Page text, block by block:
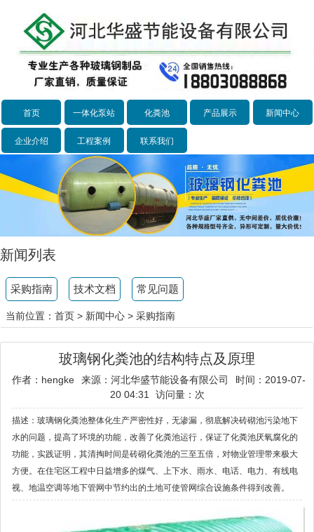
首页 一体化泵站 化粪池 产品展示 新闻中心
企业介绍 工程案例 联系我们
新闻列表
采购指南 技术文档 常见问题
当前位置： 首页 > 新闻中心 > 采购指南
玻璃钢化粪池的结构特点及原理
作者：hengke 来源：河北华盛节能设备有限公司
时间：2019-07-
20 04:31
访问量： 次
描述：玻璃钢化粪池整体化生产严密性好，无渗漏，彻底解决砖砌池污染地下
水的问题，提高了环境的功能，改善了化粪池运行，保证了化粪池厌氧腐化的
功能，实践证明，其清掏时间是砖砌化粪池的三至五倍，对物业管理带来极大
方便。在住宅区工程中日益增多的煤气、上下水、雨水、电话、电力、有线电
视、地温空调等地下管网中节约出的土地可使管网综合设施条件得到改善。